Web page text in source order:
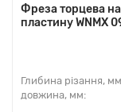
Фреза торцева
пластину WNMX
Глибина різання,
довжина, мм: